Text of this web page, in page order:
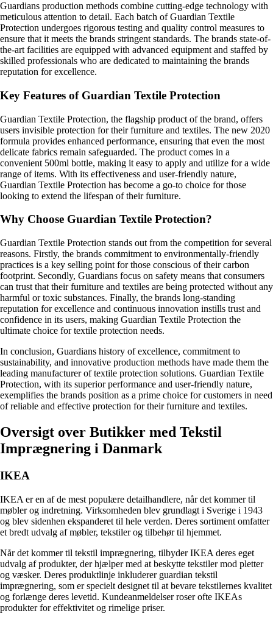
Guardians production methods combine cutting-edge technology with
meticulous attention to detail. Each batch of Guardian Textile
Protection undergoes rigorous testing and quality control measures to
ensure that it meets the brands stringent standards. The brands state-of-
the-art facilities are equipped with advanced equipment and staffed by
skilled professionals who are dedicated to maintaining the brands
reputation for excellence.
Key Features of Guardian Textile Protection
Guardian Textile Protection, the flagship product of the brand, offers
users invisible protection for their furniture and textiles. The new 2020
formula provides enhanced performance, ensuring that even the most
delicate fabrics remain safeguarded. The product comes in a
convenient 500ml bottle, making it easy to apply and utilize for a wide
range of items. With its effectiveness and user-friendly nature,
Guardian Textile Protection has become a go-to choice for those
looking to extend the lifespan of their furniture.
Why Choose Guardian Textile Protection?
Guardian Textile Protection stands out from the competition for several
reasons. Firstly, the brands commitment to environmentally-friendly
practices is a key selling point for those conscious of their carbon
footprint. Secondly, Guardians focus on safety means that consumers
can trust that their furniture and textiles are being protected without any
harmful or toxic substances. Finally, the brands long-standing
reputation for excellence and continuous innovation instills trust and
confidence in its users, making Guardian Textile Protection the
ultimate choice for textile protection needs.
In conclusion, Guardians history of excellence, commitment to
sustainability, and innovative production methods have made them the
leading manufacturer of textile protection solutions. Guardian Textile
Protection, with its superior performance and user-friendly nature,
exemplifies the brands position as a prime choice for customers in need
of reliable and effective protection for their furniture and textiles.
Oversigt over Butikker med Tekstil
Imprægnering i Danmark
IKEA
IKEA er en af ​​de mest populære detailhandlere, når det kommer til
møbler og indretning. Virksomheden blev grundlagt i Sverige i 1943
og blev sidenhen ekspanderet til hele verden. Deres sortiment omfatter
et bredt udvalg af møbler, tekstiler og tilbehør til hjemmet.
Når det kommer til tekstil imprægnering, tilbyder IKEA deres eget
udvalg af produkter, der hjælper med at beskytte tekstiler mod pletter
og væsker. Deres produktlinje inkluderer guardian tekstil
imprægnering, som er specielt designet til at bevare tekstilernes kvalitet
og forlænge deres levetid. Kundeanmeldelser roser ofte IKEAs
produkter for effektivitet og rimelige priser.